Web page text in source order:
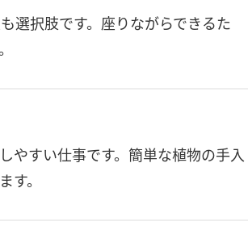
選択肢です。座りながらできるた
やすい仕事です。簡単な植物の手入
。